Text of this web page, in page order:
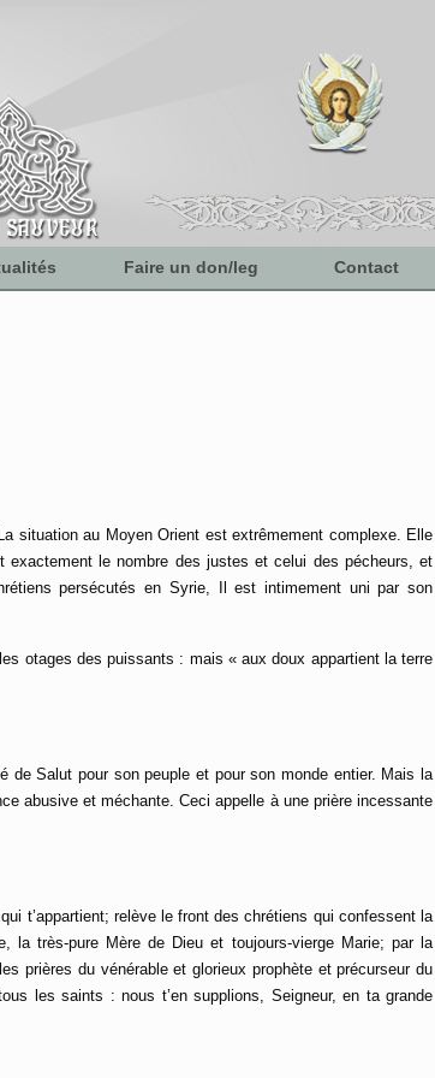
Faire un don/leg Contact
situation au Moyen Orient est extrêmement complexe. Elle
exactement le nombre des justes et celui des pécheurs, et
persécutés en Syrie, Il est intimement uni par son
otages des puissants : mais « aux doux appartient la terre
de Salut pour son peuple et pour son monde entier. Mais la
abusive et méchante. Ceci appelle à une prière incessante
t’appartient; relève le front des chrétiens qui confessent la
la très-pure Mère de Dieu et toujours-vierge Marie; par la
prières du vénérable et glorieux prophète et précurseur du
les saints : nous t’en supplions, Seigneur, en ta grande